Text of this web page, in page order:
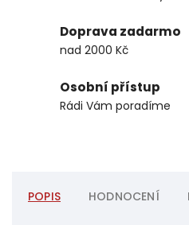
Doprava zadarmo
nad 2000 Kč
Osobní přístup
Rádi Vám poradíme
POPIS HODNOCENÍ